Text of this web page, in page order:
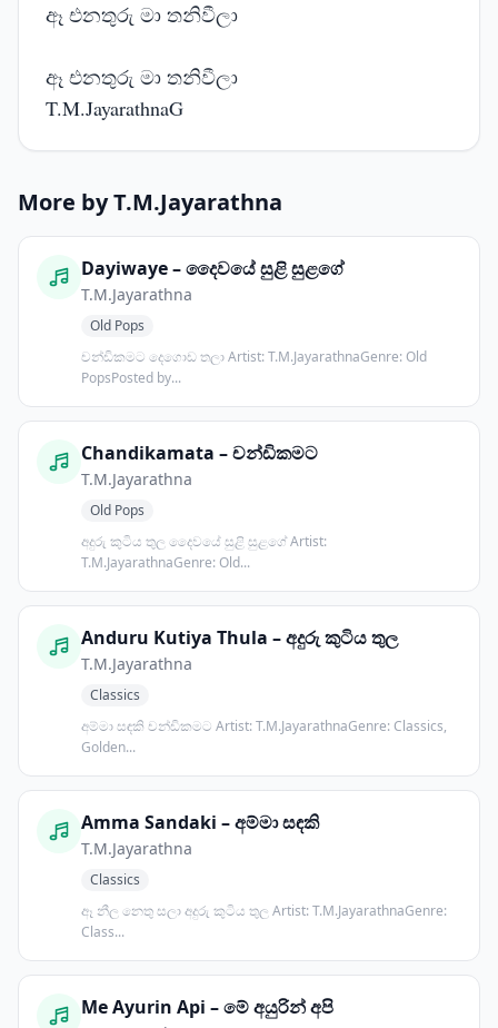
ඈ එනතුරු මා තනිවීලා
ඈ එනතුරු මා තනිවීලා
T.M.JayarathnaG
More by T.M.Jayarathna
Dayiwaye – දෛවයේ සුළි සුළගේ
T.M.Jayarathna
Old Pops
චන්ඩිකමට දෙගොඩ තලා Artist: T.M.JayarathnaGenre: Old
PopsPosted by...
Chandikamata – චන්ඩිකමට
T.M.Jayarathna
Old Pops
අදුරු කුටිය තුල දෛවයේ සුළි සුළගේ Artist:
T.M.JayarathnaGenre: Old...
Anduru Kutiya Thula – අදුරු කුටිය තුල
T.M.Jayarathna
Classics
අම්මා සඳකි චන්ඩිකමට Artist: T.M.JayarathnaGenre: Classics,
Golden...
Amma Sandaki – අම්මා සඳකි
T.M.Jayarathna
Classics
ඈ නීල නෙතු සලා අදුරු කුටිය තුල Artist: T.M.JayarathnaGenre:
Class...
Me Ayurin Api – මේ අයුරින් අපි